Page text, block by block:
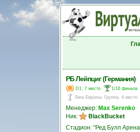
РБ Лейпциг (Германия)
D1, 7 место
1/16 финала
Лига Европы: Группа, 4 место
Менеджер: Max Serenko
Ник:
BlackBucket
Стадион: "Ред Булл